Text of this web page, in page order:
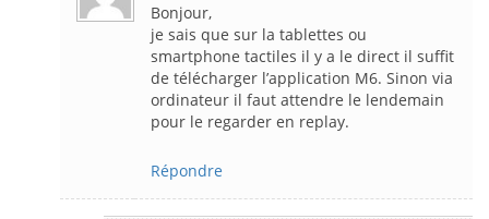
Bonjour,
je sais que sur la tablettes ou
smartphone tactiles il y a le direct il suffit
de télécharger l’application M6. Sinon via
ordinateur il faut attendre le lendemain
pour le regarder en replay.
Répondre